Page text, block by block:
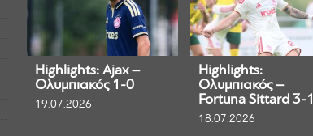
Highlights: Ajax –
Ολυμπιακός 1-0
19.07.2026
Highlights:
Ολυμπιακός –
Fortuna Sittard 3-1
18.07.2026